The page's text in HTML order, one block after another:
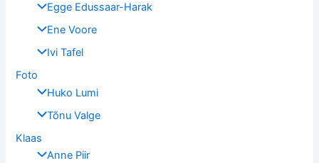
Egge Edussaar-Harak
Ene Voore
Ivi Tafel
Foto
Huko Lumi
Tõnu Valge
Klaas
Anne Piir